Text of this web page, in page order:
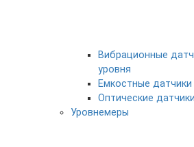
Вибрационные
уровня
Емкостные датчики
Оптические
Уровнемеры